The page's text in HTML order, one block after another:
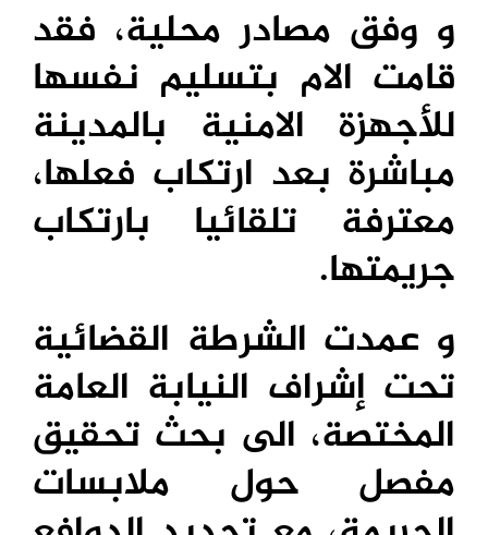
و وفق مصادر محلية، فقد
قامت الام بتسليم نفسها
للأجهزة الامنية بالمدينة
مباشرة بعد ارتكاب فعلها،
معترفة تلقائيا بارتكاب
جريمتها.
و عمدت الشرطة القضائية
تحت إشراف النيابة العامة
المختصة، الى بحث تحقيق
مفصل حول ملابسات